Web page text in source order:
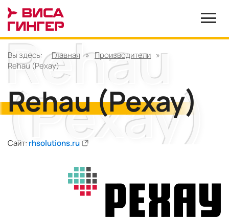
Вы здесь:Главная » Производители »
Rehau (Рехау)
Rehau (Рехау)
Сайт: rhsolutions.ru